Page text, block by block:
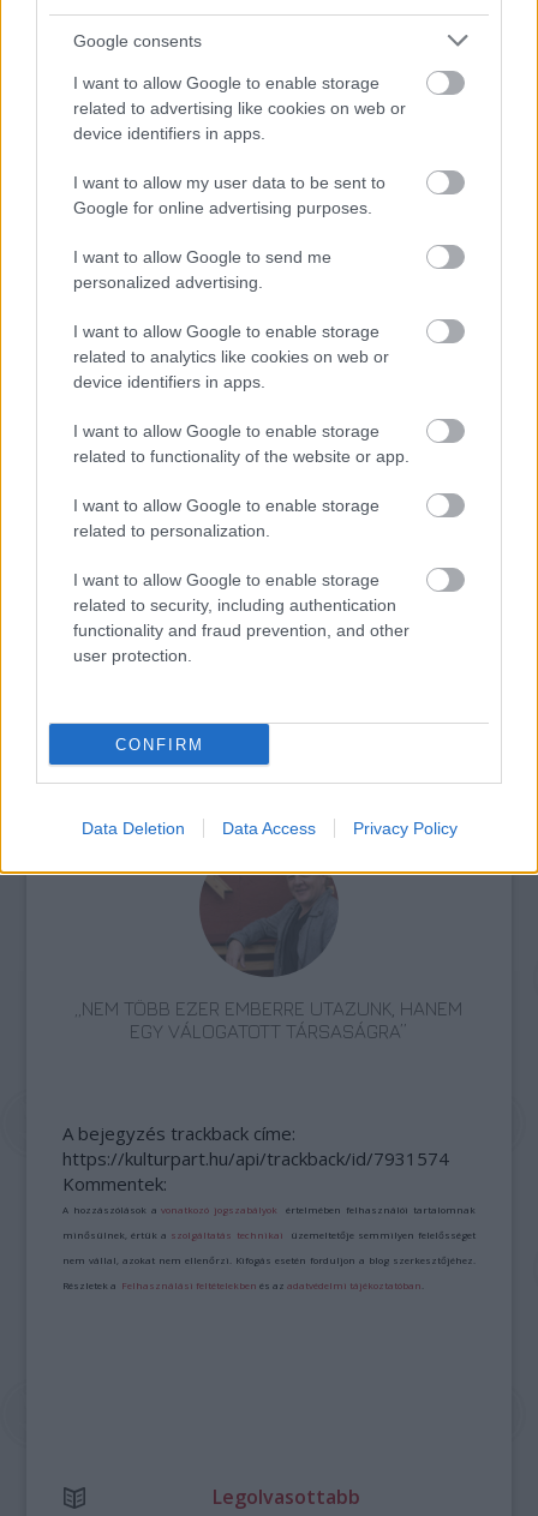
Google consents
I want to allow Google to enable storage
related to advertising like cookies on web or
device identifiers in apps.
I want to allow my user data to be sent to
Google for online advertising purposes.
I want to allow Google to send me
personalized advertising.
I want to allow Google to enable storage
related to analytics like cookies on web or
device identifiers in apps.
I want to allow Google to enable storage
related to functionality of the website or app.
I want to allow Google to enable storage
related to personalization.
I want to allow Google to enable storage
related to security, including authentication
functionality and fraud prevention, and other
user protection.
CONFIRM
Data Deletion Data Access Privacy Policy
Az Indiai Klasszikus Zene Mesterei XV.
Roopa Panesar - Szitár
Bhupinder Singh Chaggar - Tabla
Időpont: március 8. 20:00
További információk és jegyvásárlás
Koncert Zene India Fiatalok
AZ EMBERSÉG ÜNNEPE
„NEM TÖBB EZER EMBERRE UTAZUNK, HANEM
EGY VÁLOGATOTT TÁRSASÁGRA”
A bejegyzés trackback címe:
https://kulturpart.hu/api/trackback/id/7931574
Kommentek:
A hozzászólások avonatkozó jogszabályok értelmében felhasználói tartalomnak
minősülnek, értük a szolgáltatás technikai üzemeltetője semmilyen felelősséget
nem vállal, azokat nem ellenőrzi. Kifogás esetén forduljon a blog szerkesztőjéhez.
Részletek a Felhasználási feltételekben és azadatvédelmi tájékoztatóban
Legolvasottabb